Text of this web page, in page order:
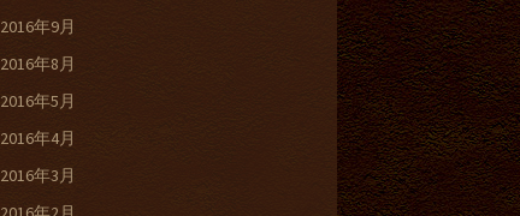
2016年9月
2016年8月
2016年5月
2016年4月
2016年3月